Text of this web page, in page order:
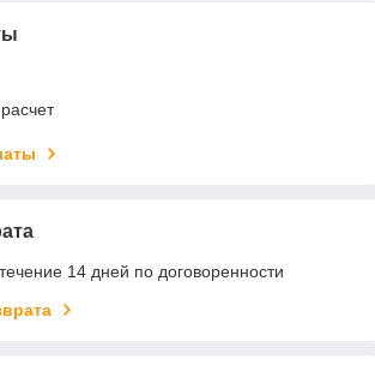
14 дней по договоренности